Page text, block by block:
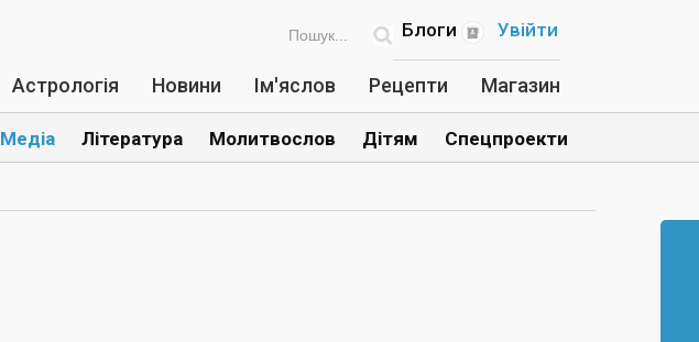
Увійти
Блоги
Астрологія Новини Ім'яслов Рецепти Магазин
Медіа Література Молитвослов Дітям Спецпроекти